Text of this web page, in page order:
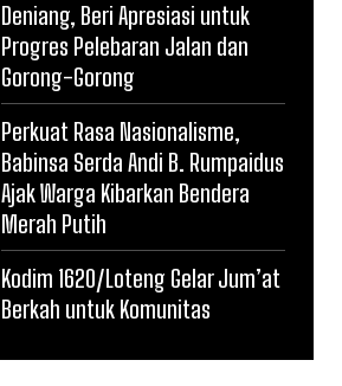
Deniang, Beri Apresiasi untuk
Progres Pelebaran Jalan dan
Gorong-Gorong
Perkuat Rasa Nasionalisme,
Babinsa Serda Andi B. Rumpaidus
Ajak Warga Kibarkan Bendera
Merah Putih
Kodim 1620/Loteng Gelar Jum’at
Berkah untuk Komunitas